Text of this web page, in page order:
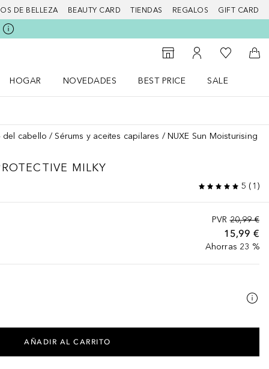
DE BELLEZA BEAUTY CARD TIENDAS REGALOS GIFT CARD
Al Storefinder
Mi cuenta
Mi lista de
A
HOGAR
NOVEDADES
BEST PRICE
SALE
del cabello Sérums y aceites capilares NUXE Sun Moisturising
MILKY
5 ( 1 )
PVR 20,99 €
15,99 €
Ahorras 23 %
AÑADIR AL CARRITO